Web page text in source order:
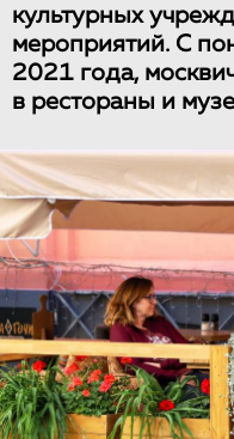
культурных
мероприятий. С
2021 года,
в рестораны и